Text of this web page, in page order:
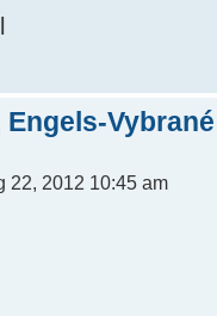
Engels-
22, 2012 10:45 am